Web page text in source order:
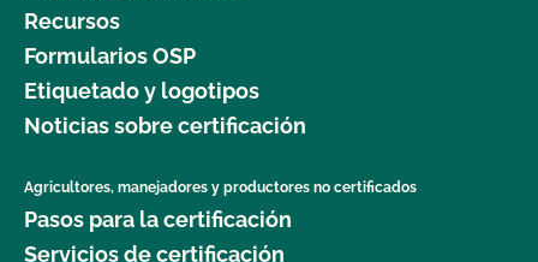
Recursos
Formularios OSP
Etiquetado y logotipos
Noticias sobre certificación
Agricultores, manejadores y productores no certificados
Pasos para la certificación
Servicios de certificación